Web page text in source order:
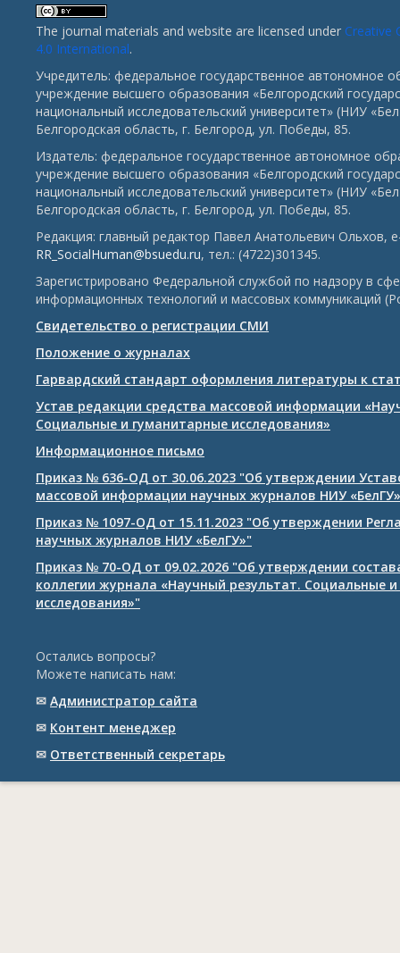
The journal materials and website are licensed under Creative
4.0 International.
Учредитель: федеральное государственное автономное
учреждение высшего образования «Белгородский
национальный исследовательский университет» (НИУ
Белгородская область, г. Белгород, ул. Победы, 85.
Издатель: федеральное государственное автономное
учреждение высшего образования «Белгородский
национальный исследовательский университет» (НИУ
Белгородская область, г. Белгород, ул. Победы, 85.
Редакция: главный редактор Павел Анатольевич Ольхов,
RR_SocialHuman@bsuedu.ru, тел.: (4722)301345.
Зарегистрировано Федеральной службой по надзору в
информационных технологий и массовых коммуникаций
Свидетельство о регистрации СМИ
Положение о журналах
Гарвардский стандарт оформления литературы к
Устав редакции средства массовой информации
Социальные и гуманитарные исследования»
Информационное письмо
Приказ № 636-ОД от 30.06.2023 "Об утверждении
массовой информации научных журналов НИУ «БелГУ»
Приказ № 1097-ОД от 15.11.2023 "Об утверждении
научных журналов НИУ «БелГУ»"
Приказ № 70-ОД от 09.02.2026 "Об утверждении
коллегии журнала «Научный результат. Социальные
исследования»"
Остались вопросы?
Можете написать нам:
✉ Администратор сайта
✉ Контент менеджер
✉ Ответственный cекретарь